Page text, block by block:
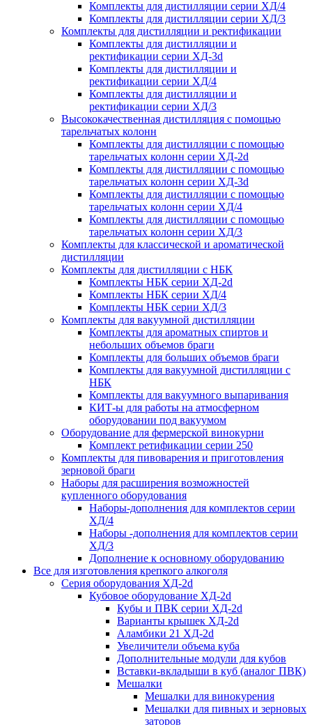
Комплекты для дистилляции серии ХД/4
Комплекты для дистилляции серии ХД/3
Комплекты для дистилляции и ректификации
Комплекты для дистилляции и
ректификации серии ХД-3d
Комплекты для дистилляции и
ректификации серии ХД/4
Комплекты для дистилляции и
ректификации серии ХД/3
Высококачественная дистилляция с помощью
тарельчатых колонн
Комплекты для дистилляции с помощью
тарельчатых колонн серии ХД-2d
Комплекты для дистилляции с помощью
тарельчатых колонн серии ХД-3d
Комплекты для дистилляции с помощью
тарельчатых колонн серии ХД/4
Комплекты для дистилляции с помощью
тарельчатых колонн серии ХД/3
Комплекты для классической и ароматической
дистилляции
Комплекты для дистилляции с НБК
Комплекты НБК серии ХД-2d
Комплекты НБК серии ХД/4
Комплекты НБК серии ХД/3
Комплекты для вакуумной дистилляции
Комплекты для ароматных спиртов и
небольших объемов браги
Комплекты для больших объемов браги
Комплекты для вакуумной дистилляции с
НБК
Комплекты для вакуумного выпаривания
КИТ-ы для работы на атмосферном
оборудовании под вакуумом
Оборудование для фермерской винокурни
Комплект ретификации серии 250
Комплекты для пивоварения и приготовления
зерновой браги
Наборы для расширения возможностей
купленного оборудования
Наборы-дополнения для комплектов серии
ХД/4
Наборы -дополнения для комплектов серии
ХД/3
Дополнение к основному оборудованию
Все для изготовления крепкого алкоголя
Серия оборудования ХД-2d
Кубовое оборудование ХД-2d
Кубы и ПВК серии ХД-2d
Варианты крышек ХД-2d
Аламбики 21 ХД-2d
Увеличители объема куба
Дополнительные модули для кубов
Вставки-вкладыши в куб (аналог ПВК)
Мешалки
Мешалки для винокурения
Мешалки для пивных и зерновых
заторов